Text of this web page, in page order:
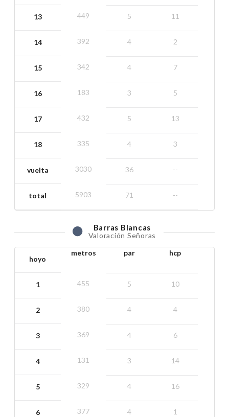
13
14
15
16
17
18
vuelta
total
449
392
342
183
432
335
3030
5903
5
4
4
3
5
4
36
71
11
2
7
5
13
3
--
--
Barras Blancas
Valoración Señoras
hoyo
1
2
3
4
5
6
metros
455
380
369
131
329
377
par
5
4
4
3
4
4
hcp
10
4
6
14
16
1